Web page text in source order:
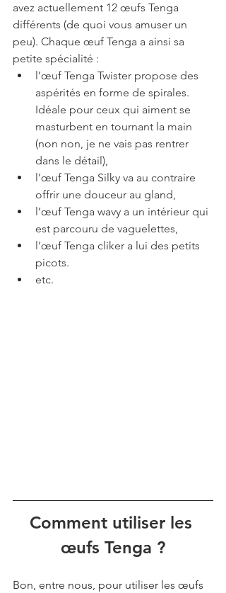
avez actuellement 12 œufs Tenga
différents (de quoi vous amuser un
peu). Chaque œuf Tenga a ainsi sa
petite spécialité :
l’œuf Tenga Twister propose des
aspérités en forme de spirales.
Idéale pour ceux qui aiment se
masturbent en tournant la main
(non non, je ne vais pas rentrer
dans le détail),
l’œuf Tenga Silky va au contraire
offrir une douceur au gland,
l’œuf Tenga wavy a un intérieur qui
est parcouru de vaguelettes,
l’œuf Tenga cliker a lui des petits
picots.
etc.
Comment utiliser les
œufs Tenga ?
Bon, entre nous, pour utiliser les œufs